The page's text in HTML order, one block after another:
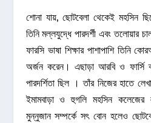
শোনা যায়, ছোটবেলা থেকেই মহসিন
তিনি মল্লযুদ্ধে পারদর্শী এবং তলোয়ার
ফারসি ভাষা শিক্ষার পাশাপাশি তিনি
অর্জন করেন। এছাড়া আরবি ও ফার্সি
পারদর্শিতা ছিল । তাঁর নিজের হাতে
ইমামবাড়া ও হুগলি মহসিন কলেজের
মুন্নুজান সম্পর্কে সৎ বোন হলেও